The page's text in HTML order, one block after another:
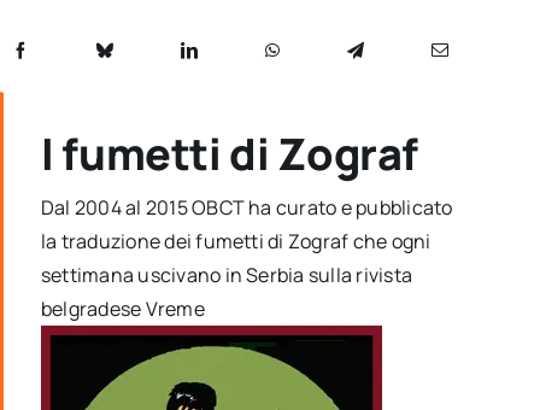
I fumetti di Zograf
Dal 2004 al 2015 OBCT ha curato e pubblicato
la traduzione dei fumetti di Zograf che ogni
settimana uscivano in Serbia sulla rivista
belgradese Vreme